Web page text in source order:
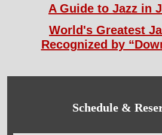
A Guide to Jazz in
World's Greatest
Recognized by
Schedule &